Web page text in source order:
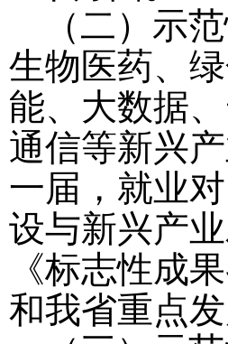
（二）示
生物医药、
能、大数据
通信等新兴
一届，就业
设与新兴产
《标志性成
和我省重点